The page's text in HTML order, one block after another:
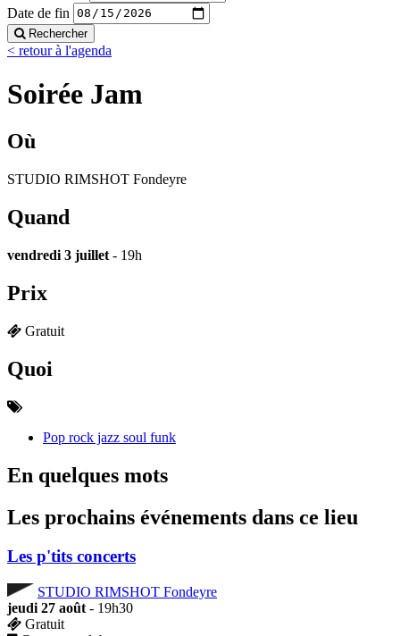
Date de fin
Rechercher
< retour à l'agenda
Soirée Jam
Où
STUDIO RIMSHOT Fondeyre
Quand
vendredi 3 juillet - 19h
Prix
Gratuit
Quoi
Pop rock jazz soul funk
En quelques mots
Les prochains événements dans ce lieu
Les p'tits concerts
STUDIO RIMSHOT Fondeyre
jeudi 27 août - 19h30
Gratuit